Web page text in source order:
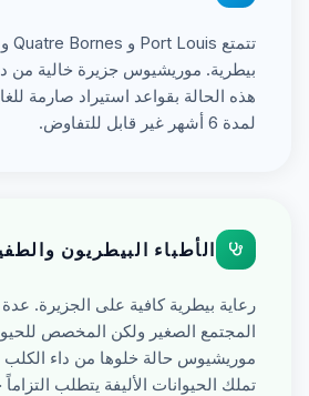
بيطرية. موريشيوس جزيرة خالية من
هذه الحالة بقواعد استيراد صارمة
لمدة 6 أشهر غير قابل للتفاوض.
الأطباء البيطريون
رعاية بيطرية كافية على الجزيرة.
المجتمع الصغير ولكن المخصص
موريشيوس حالة خلوها من داء الكلب
تملك الحيوانات الأليفة يتطلب